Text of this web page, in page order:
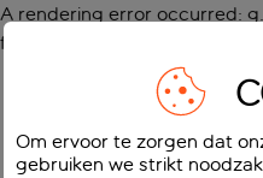
A rendering error occurred:
function
Om ervoor te zorgen dat
gebruiken we strikt